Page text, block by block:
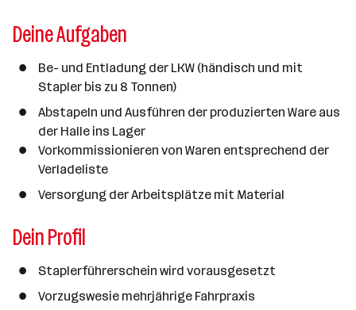
z
a
Deine Aufgaben
Be- und Entladung der LKW (händisch und mit
Stapler bis zu 8 Tonnen)
Abstapeln und Ausführen der produzierten Ware aus
der Halle ins Lager
Vorkommissionieren von Waren entsprechend der
Verladeliste
Versorgung der Arbeitsplätze mit Material
Dein Profil
Staplerführerschein wird vorausgesetzt
Vorzugswesie mehrjährige Fahrpraxis